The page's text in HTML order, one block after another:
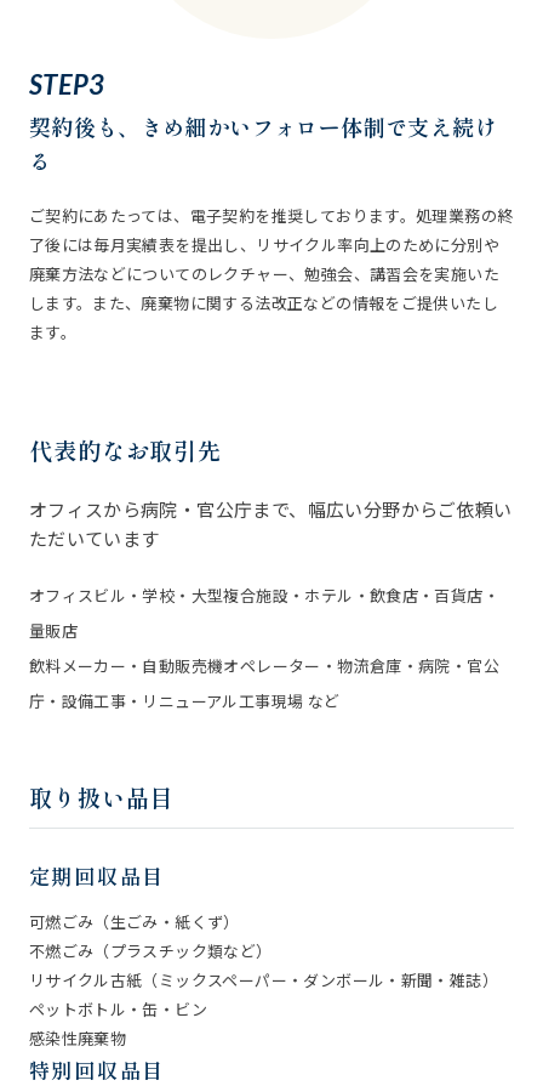
STEP3
契約後も、 きめ細かいフォロー体制で支え続け
る
ご契約にあたっては、電子契約を推奨しております。処理業務の終
了後には毎月実績表を提出し、リサイクル率向上のために分別や
廃棄方法などについてのレクチャー、勉強会、講習会を実施いた
します。また、廃棄物に関する法改正などの情報をご提供いたし
ます。
代表的なお取引先
オフィスから病院・官公庁まで、幅広い分野からご依頼い
ただいています
オフィスビル・学校・大型複合施設・ホテル・飲食店・百貨店・
量販店
飲料メーカー・自動販売機オペレーター・物流倉庫・病院・官公
庁・設備工事・リニューアル工事現場 など
取り扱い品目
定期回収品目
可燃ごみ（生ごみ・紙くず）
不燃ごみ（プラスチック類など）
リサイクル古紙（ミックスペーパー・ダンボール・新聞・雑誌）
ペットボトル・缶・ビン
感染性廃棄物
特別回収品目